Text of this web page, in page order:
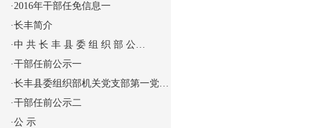
·2016年干部任免信息一
·长丰简介
·中 共 长 丰 县 委 组 织 部 公…
·干部任前公示一
·长丰县委组织部机关党支部第一党…
·干部任前公示二
·公 示